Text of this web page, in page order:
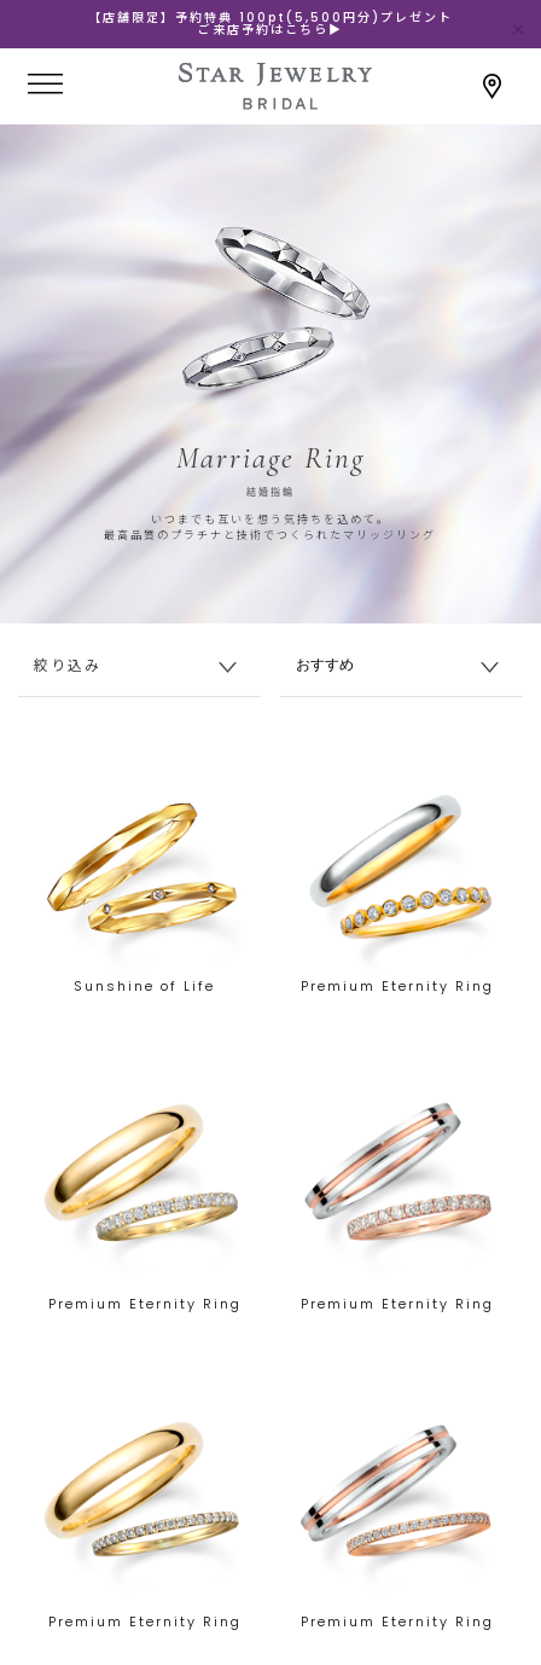
【店舗限定】予約特典 100pt(5,500円分)プレゼント
ご来店予約はこちら▶
Marriage Ring
結婚指輪
いつまでも互いを想う気持ちを込めて。
最高品質のプラチナと技術でつくられたマリッジリング
絞り込み
Sunshine of Life Premium Eternity Ring
Premium Eternity Ring Premium Eternity Ring
Premium Eternity Ring Premium Eternity Ring